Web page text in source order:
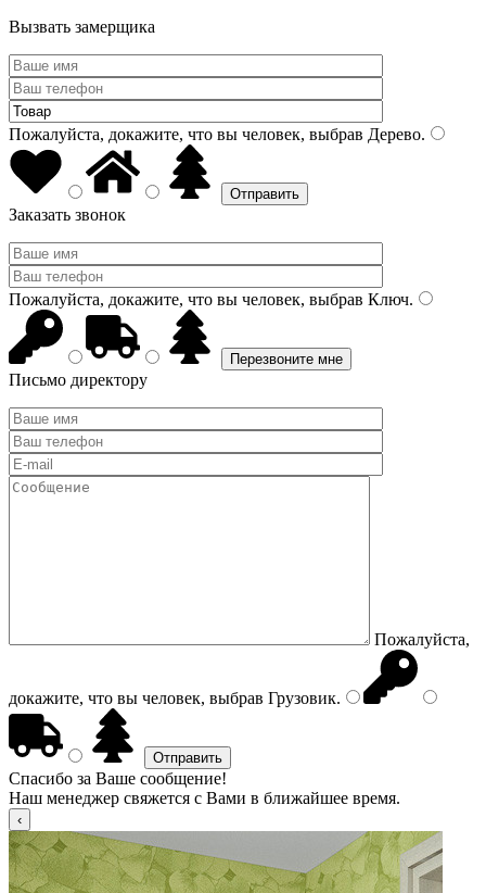
Вызвать замерщика
Пожалуйста, докажите, что вы человек, выбрав Дерево.
Заказать звонок
Пожалуйста, докажите, что вы человек, выбрав Ключ.
Письмо директору
Пожалуйста,
докажите, что вы человек, выбрав Грузовик.
Спасибо за Ваше сообщение!
Наш менеджер свяжется с Вами в ближайшее время.